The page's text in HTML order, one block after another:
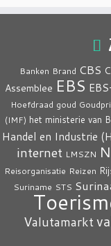
Banken Brand CBS
Assemblee EBS
Hoefdraad goud
(IMF) het ministerie van
Handel en Industrie
internet LMSZN
Reisorganisatie Reizen
Suriname STS
Valutamarkt